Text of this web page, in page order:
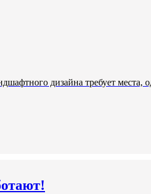
дизайна требует места,